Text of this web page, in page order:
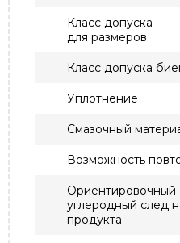
Класс допуска
для размеров
Класс допуска
Уплотнение
Смазочный
Возможность
Ориентировочный
углеродный след
продукта